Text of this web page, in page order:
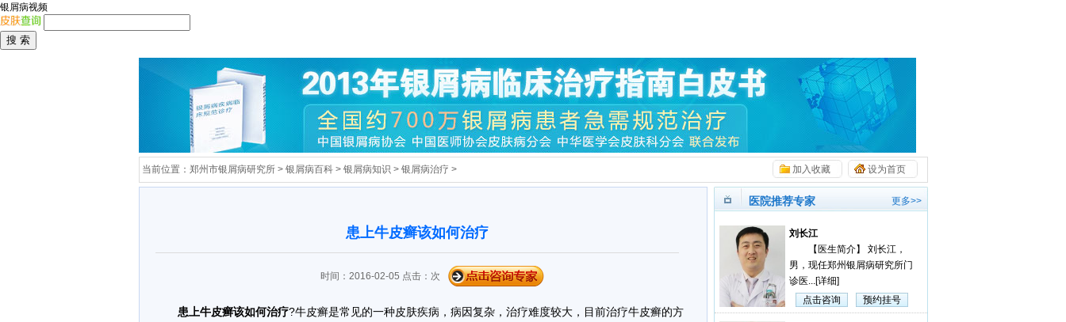
银屑病视频
当前位置： 郑州市银屑病研究所> 银屑病百科> 银屑病知识 > 银屑病治疗 > 加入收藏 设为首页
患上牛皮癣该如何治疗
时间：2016-02-05 点击： 次
患上牛皮癣该如何治疗?牛皮癣是常见的一种皮肤疾病，病因复杂，治疗难度较大，目前治疗牛皮癣的方
医院推荐专家 更多>>
刘长江
【医生简介】 刘长江，
男，现任郑州银屑病研究所门
诊医... [详细]
预约挂号
点击咨询